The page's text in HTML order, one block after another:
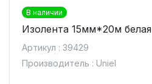
В наличии
Изолента 15мм*20м белая
Артикул : 39429
Производитель : Uniel